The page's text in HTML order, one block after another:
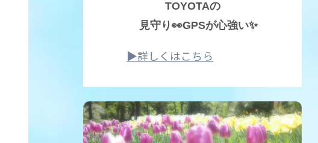
TOYOTAの
見守り👀GPSが心強い✨
▶詳しくはこちら